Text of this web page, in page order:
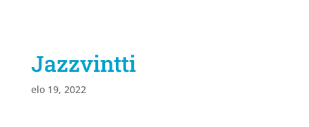
Jazzvintti
elo 19, 2022